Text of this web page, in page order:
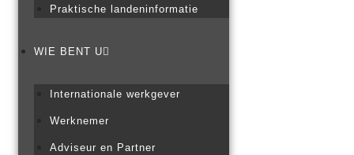
Praktische landeninformatie
WIE BENT U
Internationale werkgever
Werknemer
Adviseur en Partner